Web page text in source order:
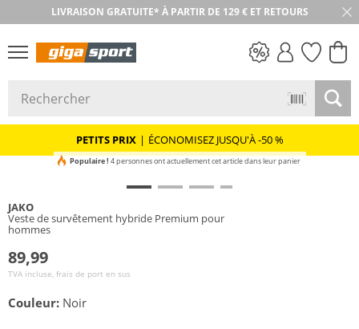
LIVRAISON GRATUITE* À PARTIR DE 129 € ET RETOURS
RETOUR SOUS 30 JOURS
PETITS PRIX | ÉCONOMISEZ JUSQU'À -50 %
Populaire ! 4 personnes ont actuellement cet article dans leur panier
JAKO
Veste de survêtement hybride Premium pour
hommes
89,99
TVA incluse, frais de port en sus
Couleur: Noir